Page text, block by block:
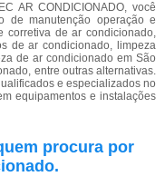
AR CONDICIONADO, você
de manutenção operação e
corretiva de ar condicionado,
de ar condicionado, limpeza
de ar condicionado em São
entre outras alternativas.
e especializados no
equipamentos e instalações
procura por
.